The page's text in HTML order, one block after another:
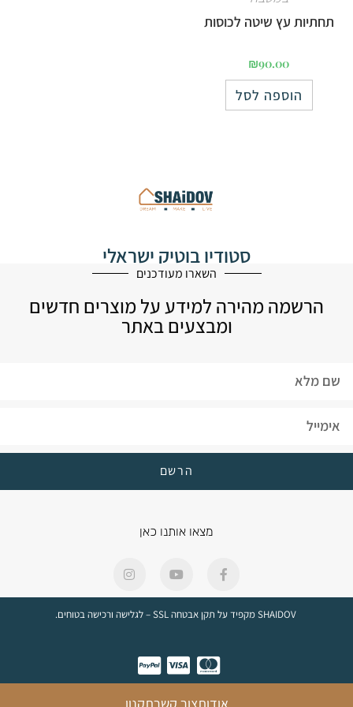
תחתיות עץ שיטה לכוסות
₪90.00
הוספה לסל
סטודיו בוטיק ישראלי
לעיצוב הבית
השארו מעודכנים
הרשמה מהירה למידע על מוצרים חדשים
ומבצעים באתר
הרשם
מצאו אותנו כאן
SHAIDOV מקפיד על תקן אבטחה SSL – לגלישה ורכישה בטוחים.
אודותצור קשרתקנון